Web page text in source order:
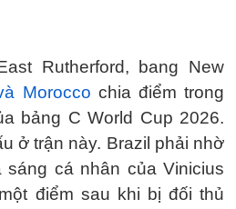
Rutherford, bang New
Morocco chia điểm trong
bảng C World Cup 2026.
ở trận này. Brazil phải nhờ
cá nhân của Vinicius
điểm sau khi bị đối thủ